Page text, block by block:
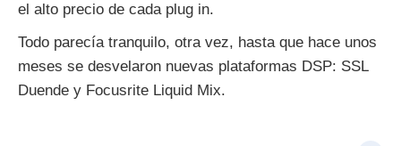
el alto precio de cada plug in.
Todo parecía tranquilo, otra vez, hasta que hace unos
meses se desvelaron nuevas plataformas DSP: SSL
Duende y Focusrite Liquid Mix.